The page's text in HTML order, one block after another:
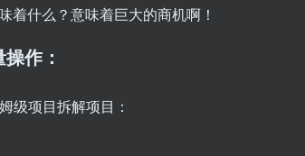
着什么？意味着巨大的商机啊！
作：
级项目拆解项目：